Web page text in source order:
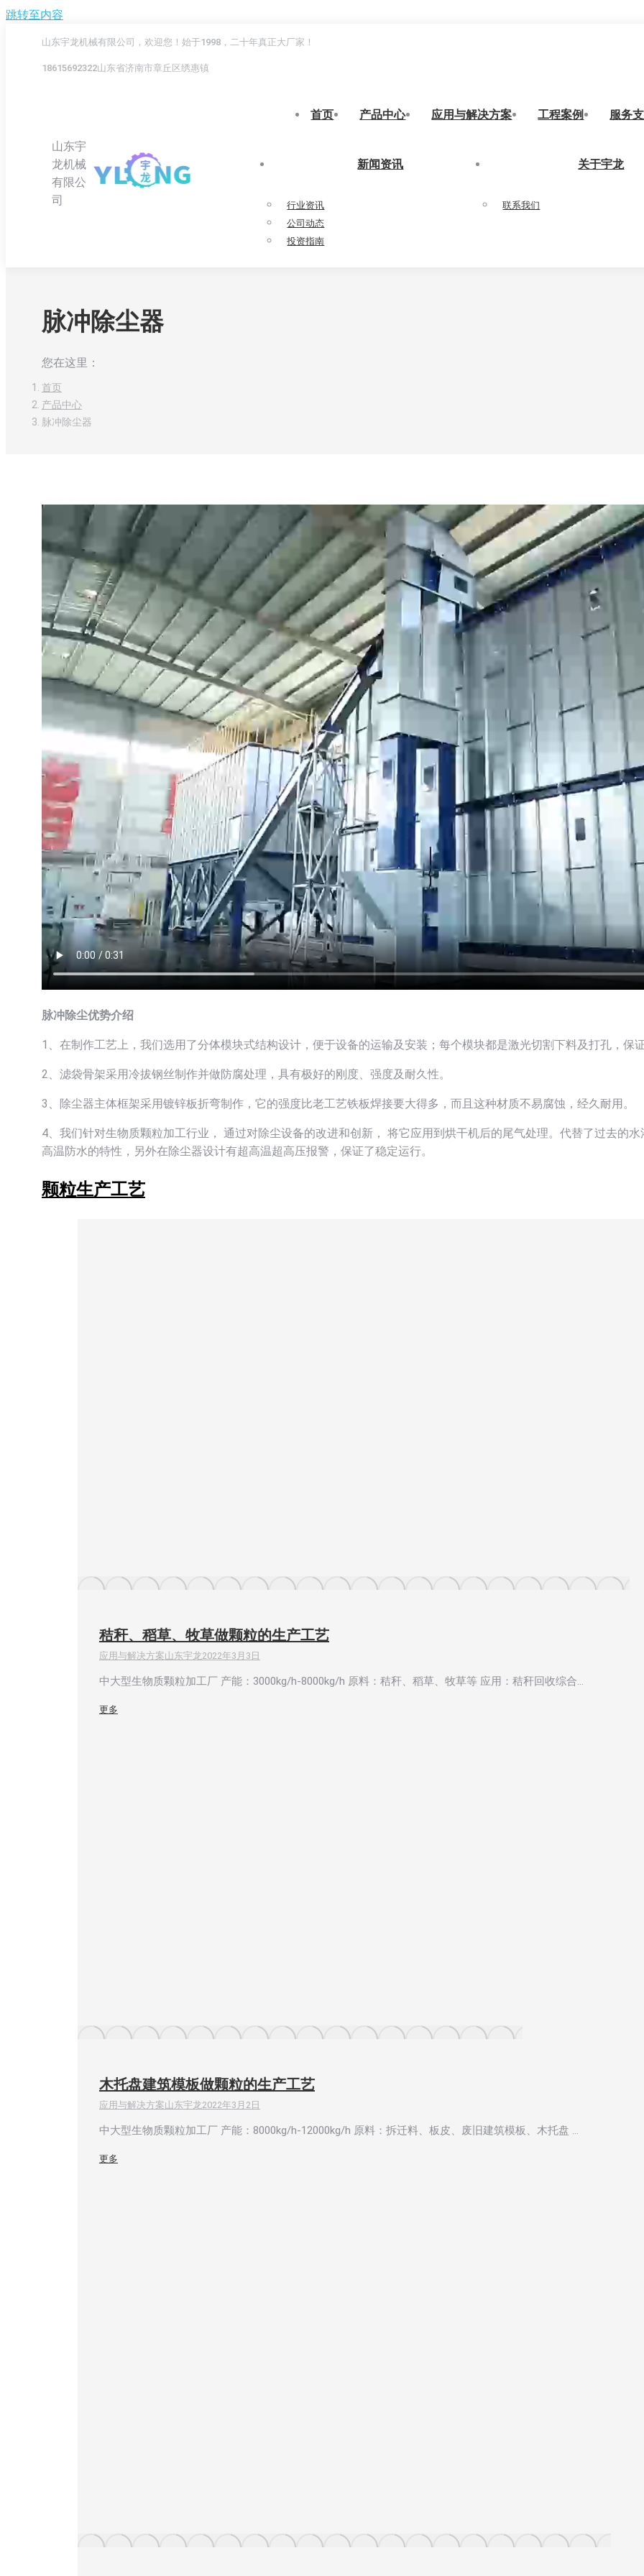
跳转至内容
山东宇龙机械有限公司，欢迎您！始于1998，二十年真正大厂家！
18615692322山东省济南市章丘区绣惠镇
山东宇
龙机械
有限公
司
首页 产品中心 应用与解决方案 工程案例 服务
新闻资讯
行业资讯
公司动态
投资指南
关于宇龙
联系我们
脉冲除尘器
您在这里：
首页
产品中心
脉冲除尘器
脉冲除尘优势介绍
1、在制作工艺上，我们选用了分体模块式结构设计，便于设备的运输及安装；每个模块都是激光切割下料及打孔，保
2、滤袋骨架采用冷拔钢丝制作并做防腐处理，具有极好的刚度、强度及耐久性。
3、除尘器主体框架采用镀锌板折弯制作，它的强度比老工艺铁板焊接要大得多，而且这种材质不易腐蚀，经久耐用。
4、我们针对生物质颗粒加工行业， 通过对除尘设备的改进和创新， 将它应用到烘干机后的尾气处理。代替了过去的
高温防水的特性，另外在除尘器设计有超高温超高压报警，保证了稳定运行。
颗粒生产工艺
秸秆、稻草、牧草做颗粒的生产工艺
应用与解决方案山东宇龙2022年3月3日
中大型生物质颗粒加工厂 产能：3000kg/h-8000kg/h 原料：秸秆、稻草、牧草等 应用：秸秆回收综合…
更多
木托盘建筑模板做颗粒的生产工艺
应用与解决方案山东宇龙2022年3月2日
中大型生物质颗粒加工厂 产能：8000kg/h-12000kg/h 原料：拆迁料、板皮、废旧建筑模板、木托盘 …
更多